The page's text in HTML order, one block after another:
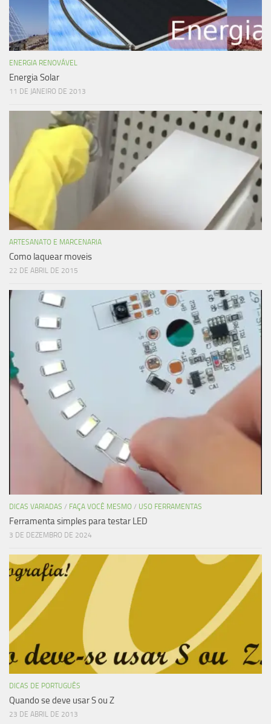
ENERGIA RENOVÁVEL
Energia Solar
11 DE JANEIRO DE 2013
ARTESANATO E MARCENARIA
Como laquear moveis
22 DE ABRIL DE 2015
DICAS VARIADAS / FAÇA VOCÊ MESMO / USO FERRAMENTAS
Ferramenta simples para testar LED
3 DE DEZEMBRO DE 2024
DICAS DE PORTUGUÊS
Quando se deve usar S ou Z
23 DE ABRIL DE 2013